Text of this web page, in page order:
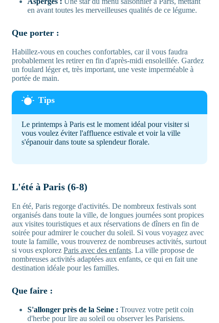
en avant toutes les merveilleuses qualités de ce légume.
Que porter :
Habillez-vous en couches confortables, car il vous faudra
probablement les retirer en fin d'après-midi ensoleillée. Gardez
un foulard léger et, très important, une veste imperméable à
portée de main.
Le printemps à Paris est le moment idéal pour visiter si
vous voulez éviter l'affluence estivale et voir la ville
s'épanouir dans toute sa splendeur florale.
L'été à Paris (6-8)
En été, Paris regorge d'activités. De nombreux festivals sont
organisés dans toute la ville, de longues journées sont propices
aux visites touristiques et aux réservations de dîners en fin de
soirée pour admirer le coucher du soleil. Si vous voyagez avec
toute la famille, vous trouverez de nombreuses activités, surtout
si vous explorez Paris avec des enfants. La ville propose de
nombreuses activités adaptées aux enfants, ce qui en fait une
destination idéale pour les familles.
Que faire :
S'allonger près de la Seine : Trouvez votre petit coin
d'herbe pour lire au soleil ou observer les Parisiens.